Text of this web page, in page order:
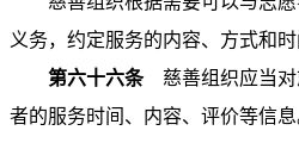
义务，约定服务的内容、方式和时
第六十六条慈善组织应当对
者的服务时间、内容、评价等信